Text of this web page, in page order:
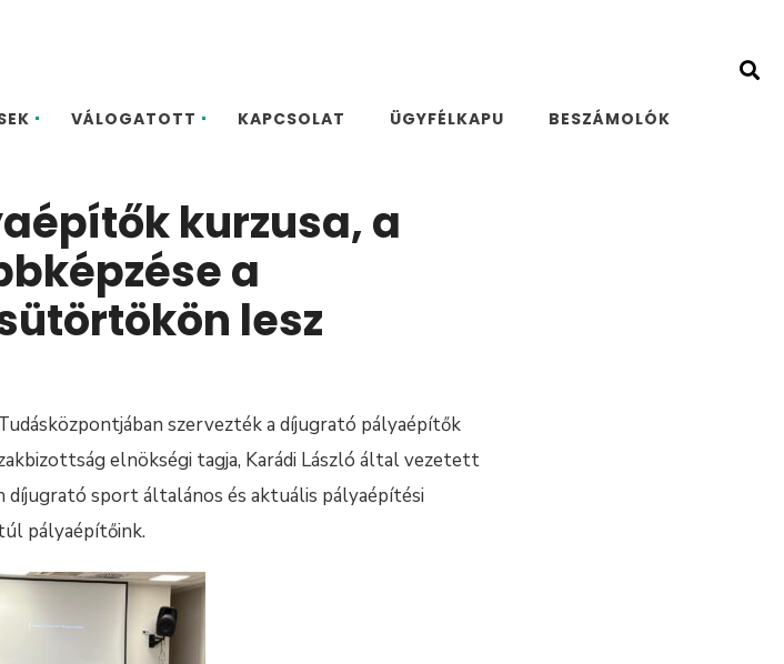
VÁLOGATOTT KAPCSOLAT ÜGYFÉLKAPU BESZÁMOLÓK
kurzusa, a
a
lesz
szervezték a díjugrató pályaépítők
elnökségi tagja, Karádi László által vezetett
sport általános és aktuális pályaépítési
pályaépítőink.